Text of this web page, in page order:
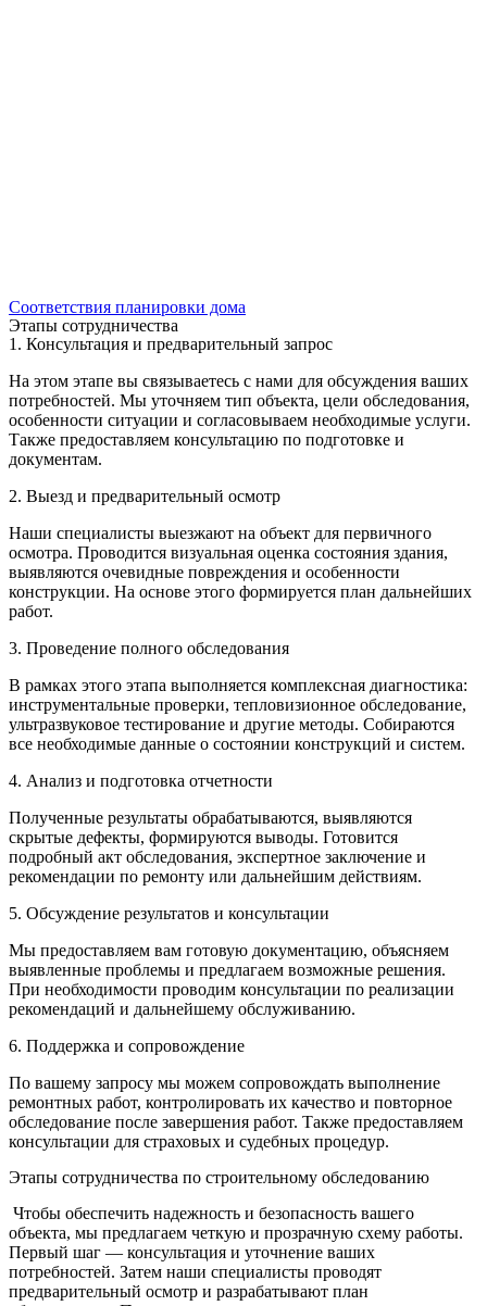
Соответствия планировки дома
Этапы сотрудничества
1. Консультация и предварительный запрос
На этом этапе вы связываетесь с нами для обсуждения ваших
потребностей. Мы уточняем тип объекта, цели обследования,
особенности ситуации и согласовываем необходимые услуги.
Также предоставляем консультацию по подготовке и
документам.
2. Выезд и предварительный осмотр
Наши специалисты выезжают на объект для первичного
осмотра. Проводится визуальная оценка состояния здания,
выявляются очевидные повреждения и особенности
конструкции. На основе этого формируется план дальнейших
работ.
3. Проведение полного обследования
В рамках этого этапа выполняется комплексная диагностика:
инструментальные проверки, тепловизионное обследование,
ультразвуковое тестирование и другие методы. Собираются
все необходимые данные о состоянии конструкций и систем.
4. Анализ и подготовка отчетности
Полученные результаты обрабатываются, выявляются
скрытые дефекты, формируются выводы. Готовится
подробный акт обследования, экспертное заключение и
рекомендации по ремонту или дальнейшим действиям.
5. Обсуждение результатов и консультации
Мы предоставляем вам готовую документацию, объясняем
выявленные проблемы и предлагаем возможные решения.
При необходимости проводим консультации по реализации
рекомендаций и дальнейшему обслуживанию.
6. Поддержка и сопровождение
По вашему запросу мы можем сопровождать выполнение
ремонтных работ, контролировать их качество и повторное
обследование после завершения работ. Также предоставляем
консультации для страховых и судебных процедур.
Этапы сотрудничества по строительному обследованию
Чтобы обеспечить надежность и безопасность вашего
объекта, мы предлагаем четкую и прозрачную схему работы.
Первый шаг — консультация и уточнение ваших
потребностей. Затем наши специалисты проводят
предварительный осмотр и разрабатывают план